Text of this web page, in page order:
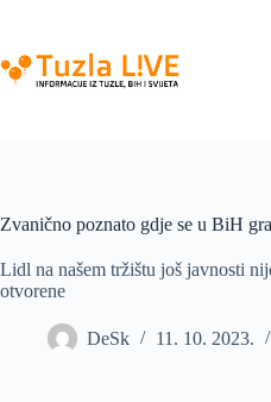
content
Zvanično poznato gdje se u BiH
Lidl na našem tržištu još javnosti
otvorene
DeSk 11. 10. 2023.